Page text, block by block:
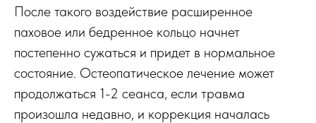
После такого воздействие расширенное
паховое или бедренное кольцо начнет
постепенно сужаться и придет в нормальное
состояние. Остеопатическое лечение может
продолжаться 1-2 сеанса, если травма
произошла недавно, и коррекция началась